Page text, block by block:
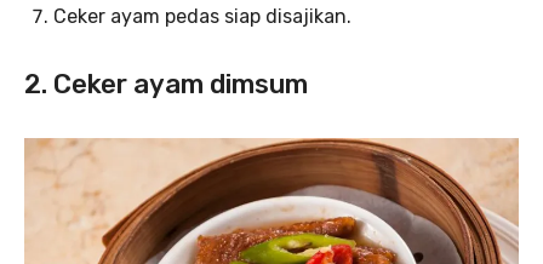
Ceker ayam pedas siap disajikan.
2. Ceker ayam dimsum